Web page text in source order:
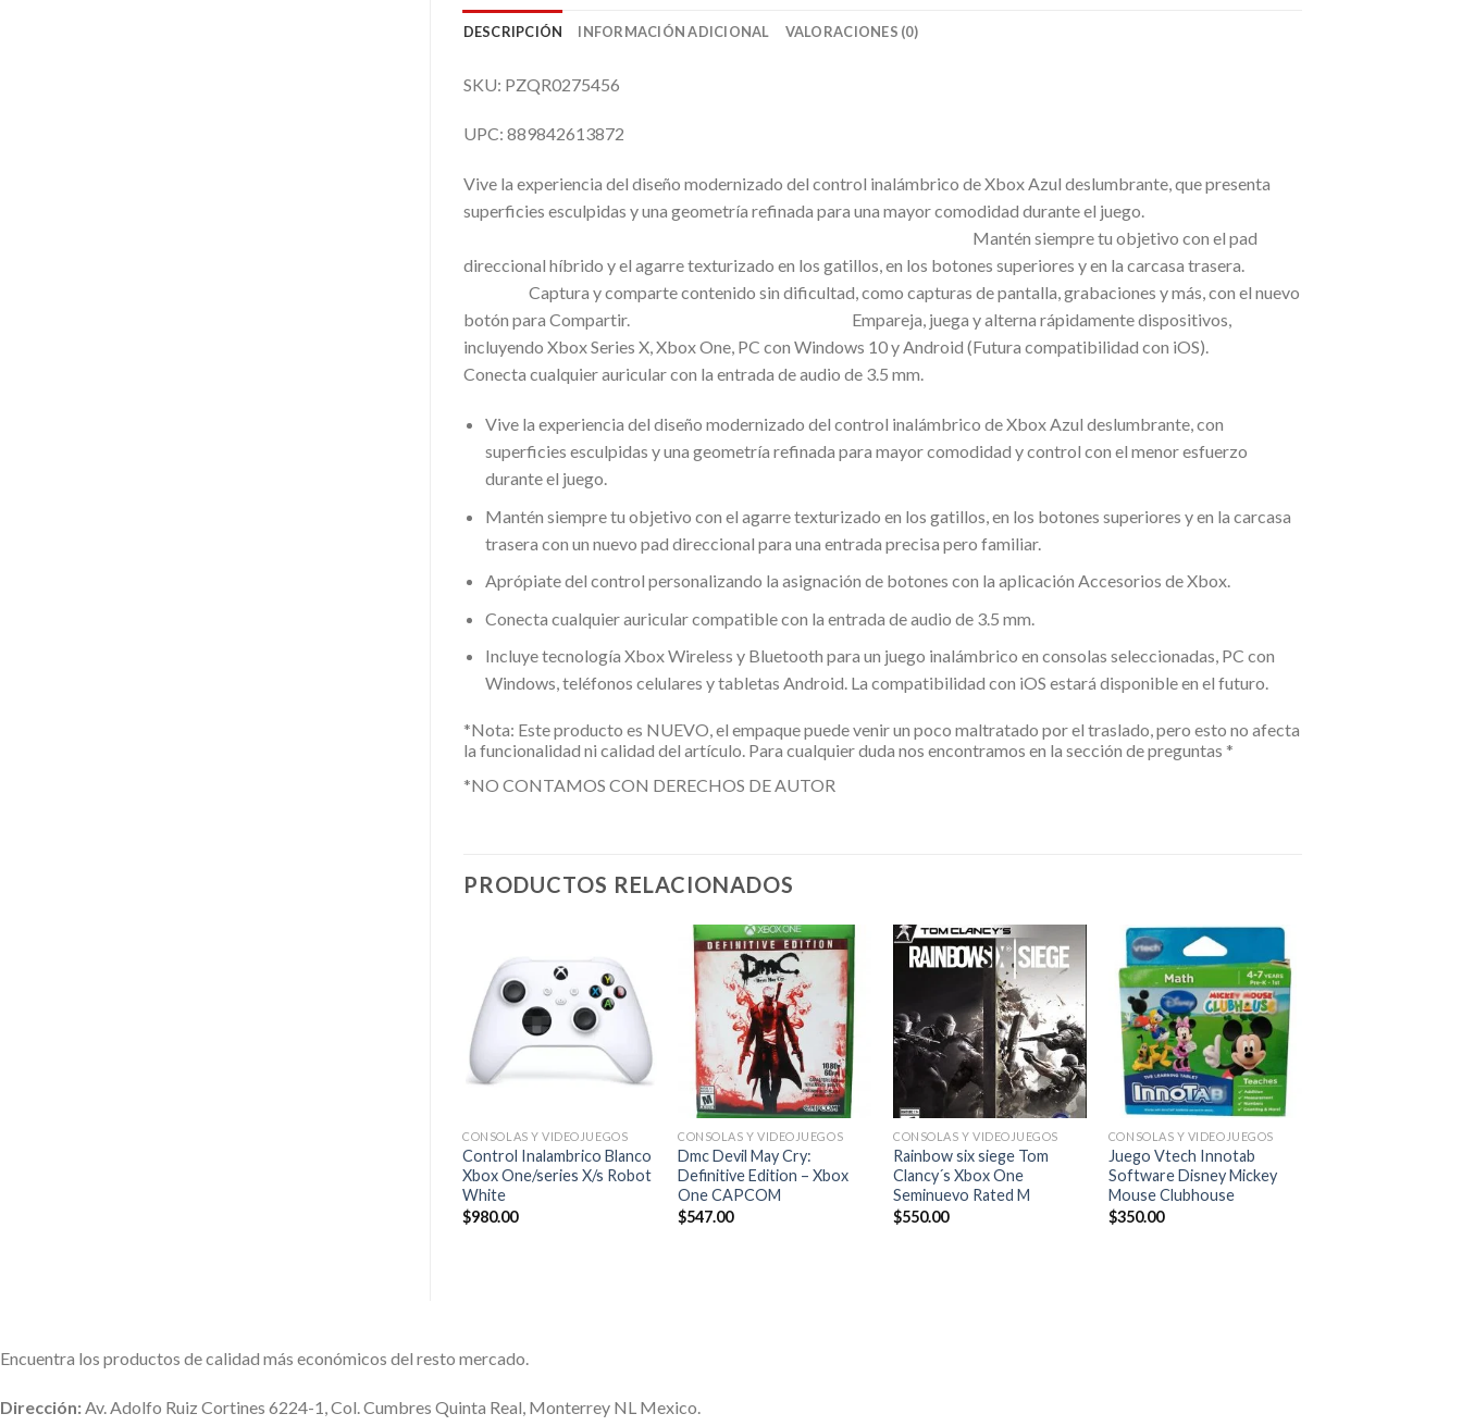
DESCRIPCIÓN INFORMACIÓN ADICIONAL VALORACIONES (0)
SKU: PZQR0275456
UPC: 889842613872
Vive la experiencia del diseño modernizado del control inalámbrico de Xbox Azul deslumbrante, que presenta
superficies esculpidas y una geometría refinada para una mayor comodidad durante el juego.
Mantén siempre tu objetivo con el pad
direccional híbrido y el agarre texturizado en los gatillos, en los botones superiores y en la carcasa trasera.
Captura y comparte contenido sin dificultad, como capturas de pantalla, grabaciones y más, con el nuevo
botón para Compartir. Empareja, juega y alterna rápidamente dispositivos,
incluyendo Xbox Series X, Xbox One, PC con Windows 10 y Android (Futura compatibilidad con iOS).
Conecta cualquier auricular con la entrada de audio de 3.5 mm.
Vive la experiencia del diseño modernizado del control inalámbrico de Xbox Azul deslumbrante, con
superficies esculpidas y una geometría refinada para mayor comodidad y control con el menor esfuerzo
durante el juego.
Mantén siempre tu objetivo con el agarre texturizado en los gatillos, en los botones superiores y en la carcasa
trasera con un nuevo pad direccional para una entrada precisa pero familiar.
Aprópiate del control personalizando la asignación de botones con la aplicación Accesorios de Xbox.
Conecta cualquier auricular compatible con la entrada de audio de 3.5 mm.
Incluye tecnología Xbox Wireless y Bluetooth para un juego inalámbrico en consolas seleccionadas, PC con
Windows, teléfonos celulares y tabletas Android. La compatibilidad con iOS estará disponible en el futuro.
*Nota: Este producto es NUEVO, el empaque puede venir un poco maltratado por el traslado, pero esto no afecta
la funcionalidad ni calidad del artículo. Para cualquier duda nos encontramos en la sección de preguntas *
*NO CONTAMOS CON DERECHOS DE AUTOR
PRODUCTOS RELACIONADOS
Añadir
a la
lista de
deseos
CONSOLAS Y VIDEOJUEGOS
Control Inalambrico Blanco
Xbox One/series X/s Robot
White
$980.00
Añadir
a la
lista de
deseos
+
CONSOLAS Y VIDEOJUEGOS
Dmc Devil May Cry:
Definitive Edition – Xbox
One CAPCOM
$547.00
a la
lista de
deseos
CONSOLAS Y VIDEOJUEGOS
Rainbow six siege Tom
Clancy´s Xbox One
Seminuevo Rated M
$550.00
Añadir
a la
lista de
deseos
+
CONSOLAS Y VIDEOJUEGOS
Juego Vtech Innotab
Software Disney Mickey
Mouse Clubhouse
$350.00
Encuentra los productos de calidad más económicos del resto mercado.
Dirección:Av. Adolfo Ruiz Cortines 6224-1, Col. Cumbres Quinta Real, Monterrey NL Mexico.